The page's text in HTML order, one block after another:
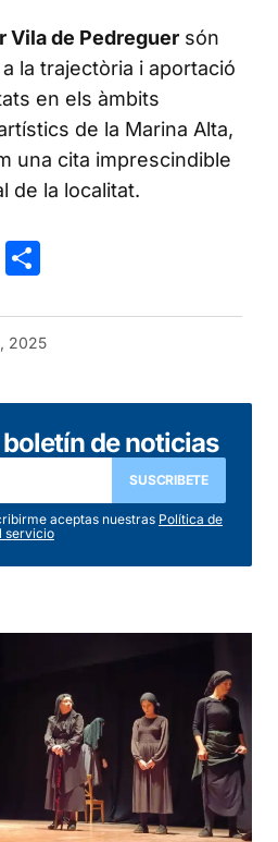
Vila de Pedreguer són
la trajectòria i aportació
en els àmbits
de la Marina Alta,
una cita imprescindible
de la localitat.
Email
2025
de noticias
SUSCRIBETE
aceptas nuestras Política de
servicio